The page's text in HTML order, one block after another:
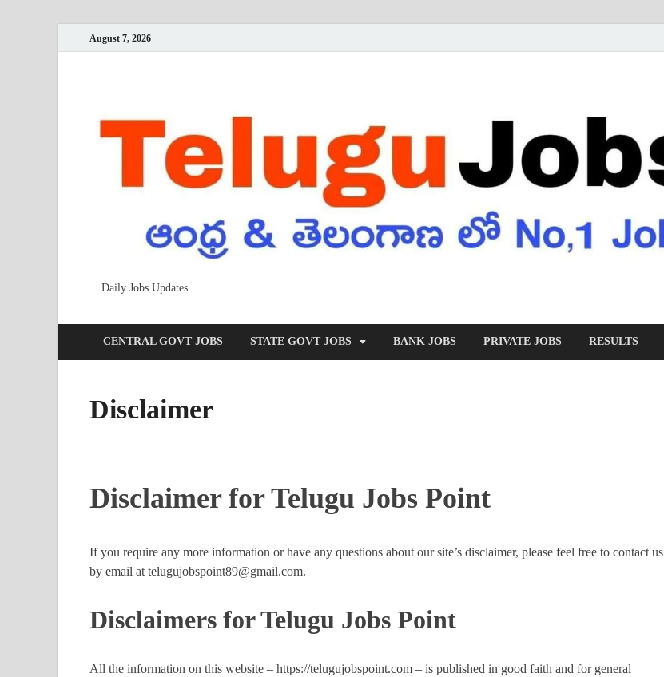
August 7, 2026
Daily Jobs Updates
CENTRAL GOVT JOBS STATE GOVT JOBS BANK JOBS PRIVATE JOBS RESULTS
Disclaimer
Disclaimer for Telugu Jobs Point
If you require any more information or have any questions about our site’s disclaimer, please feel free to contact us
by email at telugujobspoint89@gmail.com.
Disclaimers for Telugu Jobs Point
All the information on this website – https://telugujobspoint.com – is published in good faith and for general